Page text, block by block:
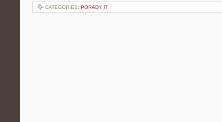
CATEGORIES: PORADY IT